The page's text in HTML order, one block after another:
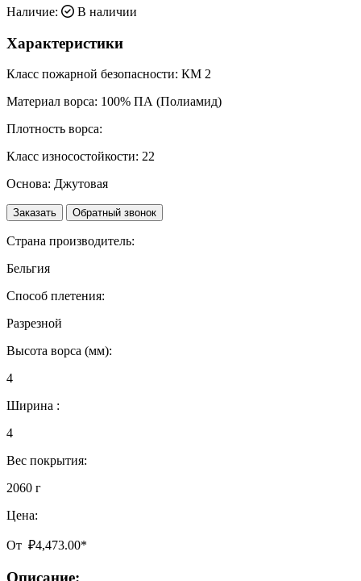
Наличие:
В наличии
Характеристики
Класс пожарной безопасности: КМ 2
Материал ворса: 100% ПА (Полиамид)
Плотность ворса:
Класс износостойкости: 22
Основа: Джутовая
Заказать Обратный звонок
Страна производитель:
Бельгия
Способ плетения:
Разрезной
Высота ворса (мм):
4
Ширина :
4
Вес покрытия:
2060 г
Цена:
От ₽4,473.00*
Описание: